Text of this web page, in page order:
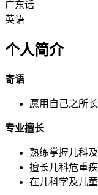
广东话
英语
个人简介
寄语
愿用自己之所
专业擅长
熟练掌握儿科
擅长儿科危重
在儿科学及儿